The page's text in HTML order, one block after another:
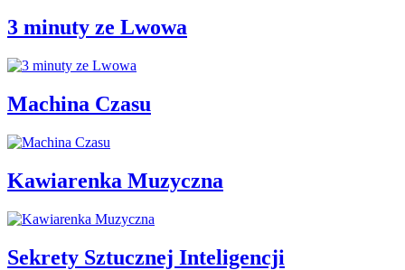
3 minuty ze Lwowa
Machina Czasu
Kawiarenka Muzyczna
Sekrety Sztucznej Inteligencji